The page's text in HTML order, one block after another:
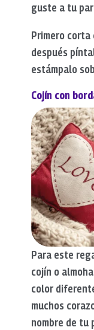
guste a tu
Primero corta
después
estámpalo
Cojín con
Para este
cojín o
color
muchos
nombre de tu